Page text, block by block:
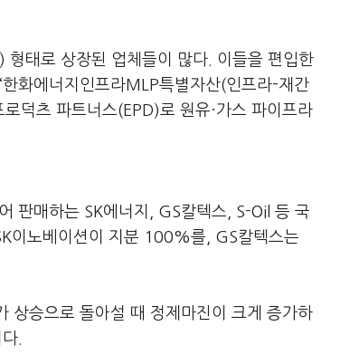
태로 상장된 업체들이 많다. 이들을 편입한
화에너지인프라MLP특별자산(인프라-재간
덕츠 파트너스(EPD)로 원유·가스 파이프라
판매하는 SK에너지, GS칼텍스, S-Oil 등 국
이노베이션이 지분 100%를, GS칼텍스는
상승으로 돌아설 때 정제마진이 크게 증가하
.